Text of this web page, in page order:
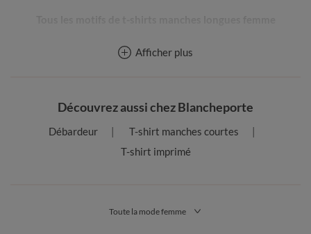
Bien sûr, qui dit t-shirt femme manches longues ne dit pas
forcément vêtement simple. Nos modèles de t-shirt femme sont
photo impression city, super tendance cette année… Autre
grande mode : le t-shirt femme manches longues à message.
Choisissez le vôtre !
détails qui vous subliment : t-shirt femme manches longues
Afficher plus
Découvrez aussi chez Blancheporte
Débardeur
T-shirt manches courtes
T-shirt imprimé
Toute la mode femme